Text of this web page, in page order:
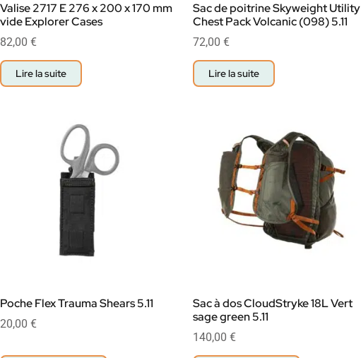
Valise 2717 E 276 x 200 x 170 mm
vide Explorer Cases
82,00 €
Lire la suite
Sac de poitrine Skyweight Utility
Chest Pack Volcanic (098) 5.11
72,00 €
Lire la suite
Poche Flex Trauma Shears 5.11
20,00 €
Sac à dos CloudStryke 18L Vert
sage green 5.11
140,00 €